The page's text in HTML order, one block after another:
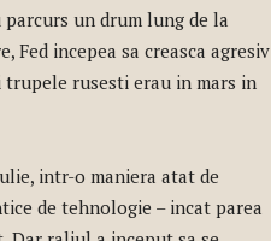
un drum lung de la
Fed incepea sa creasca agresiv
trupele rusesti erau in mars in
intr-o maniera atat de
de tehnologie – incat parea